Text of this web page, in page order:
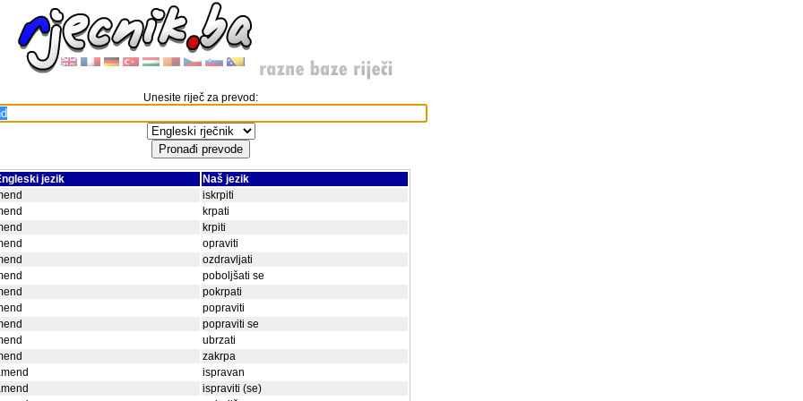
Unesite riječ za prevod:
jezik
Naš jezik
iskrpiti
krpati
krpiti
opraviti
ozdravljati
poboljšati se
pokrpati
popraviti
popraviti se
ubrzati
zakrpa
ispravan
ispraviti (se)